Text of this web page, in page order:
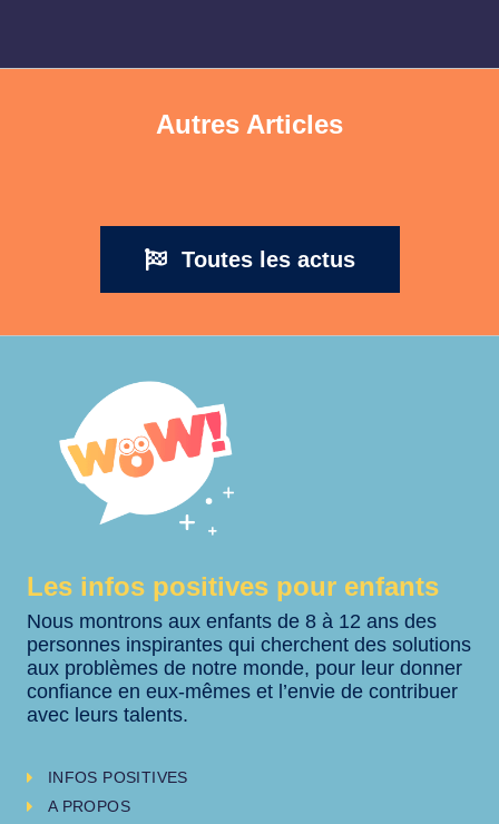
Autres Articles
Toutes les actus
Les infos positives pour enfants
Nous montrons aux enfants de 8 à 12 ans des
personnes inspirantes qui cherchent des solutions
aux problèmes de notre monde, pour leur donner
confiance en eux-mêmes et l’envie de contribuer
avec leurs talents.
INFOS POSITIVES
A PROPOS